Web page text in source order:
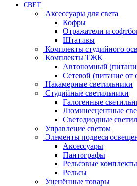
СВЕТ
Аксессуары для света
Кофры
Отражатели и
Штативы
Комплекты студийного
Комплекты ТЖК
Автономный
Сетевой (питание от
Накамерные светильники
Студийные светильники
Галогенные
Люминесцентные
Светодиодные
Управление светом
Элементы подвеса
Аксессуары
Пантографы
Рельсовые комплекты
Рельсы
Уценённые товары